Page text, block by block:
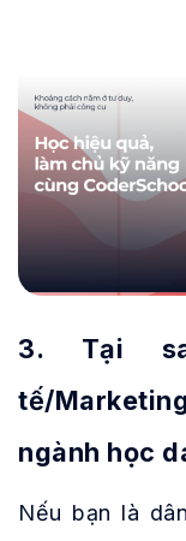
3. Tại
tế/
ngành học
Nếu bạn là